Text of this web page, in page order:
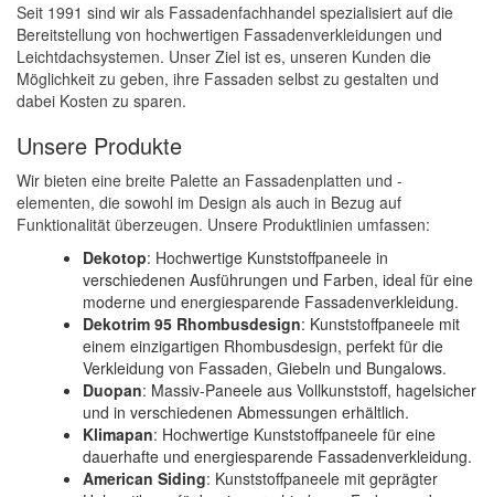
Seit 1991 sind wir als Fassadenfachhandel spezialisiert auf die
Bereitstellung von hochwertigen Fassadenverkleidungen und
Leichtdachsystemen. Unser Ziel ist es, unseren Kunden die
Möglichkeit zu geben, ihre Fassaden selbst zu gestalten und
dabei Kosten zu sparen.
Unsere Produkte
Wir bieten eine breite Palette an Fassadenplatten und -
elementen, die sowohl im Design als auch in Bezug auf
Funktionalität überzeugen. Unsere Produktlinien umfassen:
Dekotop: Hochwertige Kunststoffpaneele in
verschiedenen Ausführungen und Farben, ideal für eine
moderne und energiesparende Fassadenverkleidung.
Dekotrim 95 Rhombusdesign: Kunststoffpaneele mit
einem einzigartigen Rhombusdesign, perfekt für die
Verkleidung von Fassaden, Giebeln und Bungalows.
Duopan: Massiv-Paneele aus Vollkunststoff, hagelsicher
und in verschiedenen Abmessungen erhältlich.
Klimapan: Hochwertige Kunststoffpaneele für eine
dauerhafte und energiesparende Fassadenverkleidung.
American Siding: Kunststoffpaneele mit geprägter